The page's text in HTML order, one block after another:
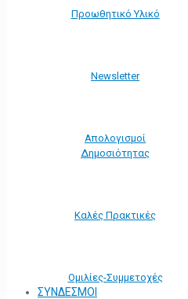
Προωθητικό Υλικό
Νewsletter
Απολογισμοί
Δημοσιότητας
Καλές Πρακτικές
Ομιλίες-Συμμετοχές
ΣΥΝΔΕΣΜΟΙ